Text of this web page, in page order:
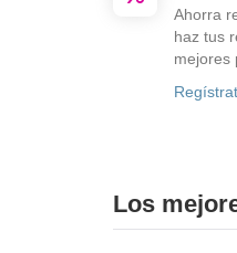
Ahorra
haz tus
mejores
Los